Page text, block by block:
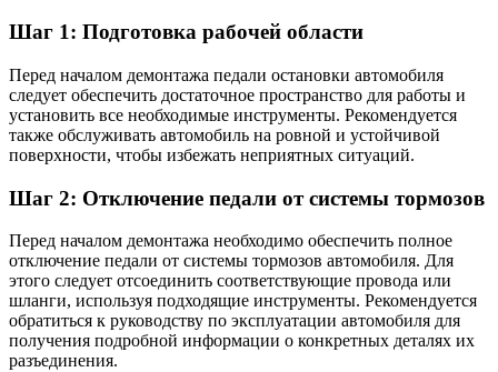
Шаг 1: Подготовка рабочей области
Перед началом демонтажа педали остановки автомобиля
следует обеспечить достаточное пространство для работы и
установить все необходимые инструменты. Рекомендуется
также обслуживать автомобиль на ровной и устойчивой
поверхности, чтобы избежать неприятных ситуаций.
Шаг 2: Отключение педали от системы тормозов
Перед началом демонтажа необходимо обеспечить полное
отключение педали от системы тормозов автомобиля. Для
этого следует отсоединить соответствующие провода или
шланги, используя подходящие инструменты. Рекомендуется
обратиться к руководству по эксплуатации автомобиля для
получения подробной информации о конкретных деталях их
разъединения.